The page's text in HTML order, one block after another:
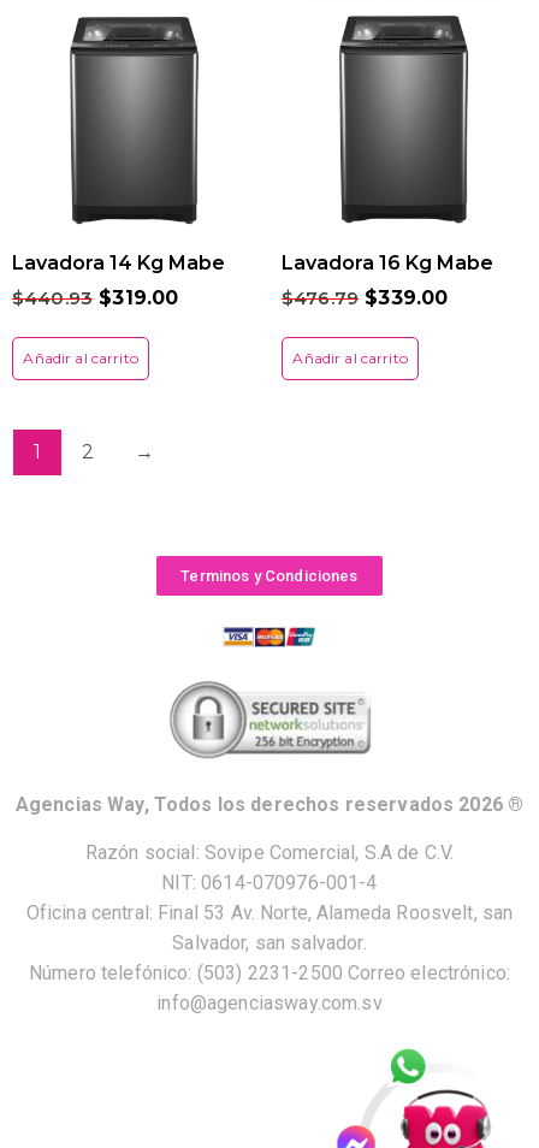
Lavadora 14 Kg Mabe
$440.93 $319.00
Añadir al carrito
Lavadora 16 Kg Mabe
$476.79 $339.00
Añadir al carrito
1 2 →
Terminos y Condiciones
Agencias Way, Todos los derechos reservados 2026 ®
Razón social: Sovipe Comercial, S.A de C.V.
NIT: 0614-070976-001-4
Oficina central: Final 53 Av. Norte, Alameda Roosvelt, san
Salvador, san salvador.
Número telefónico: (503) 2231-2500 Correo electrónico:
info@agenciasway.com.sv